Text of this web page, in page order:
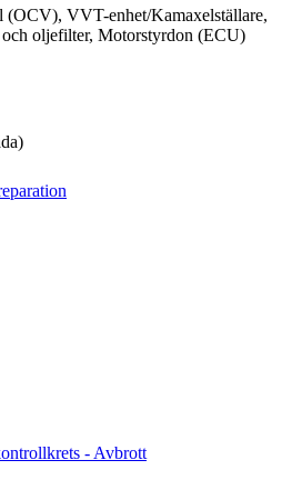
VVT-enhet/Kamaxelställare,
oljefilter, Motorstyrdon (ECU)
- Avbrott